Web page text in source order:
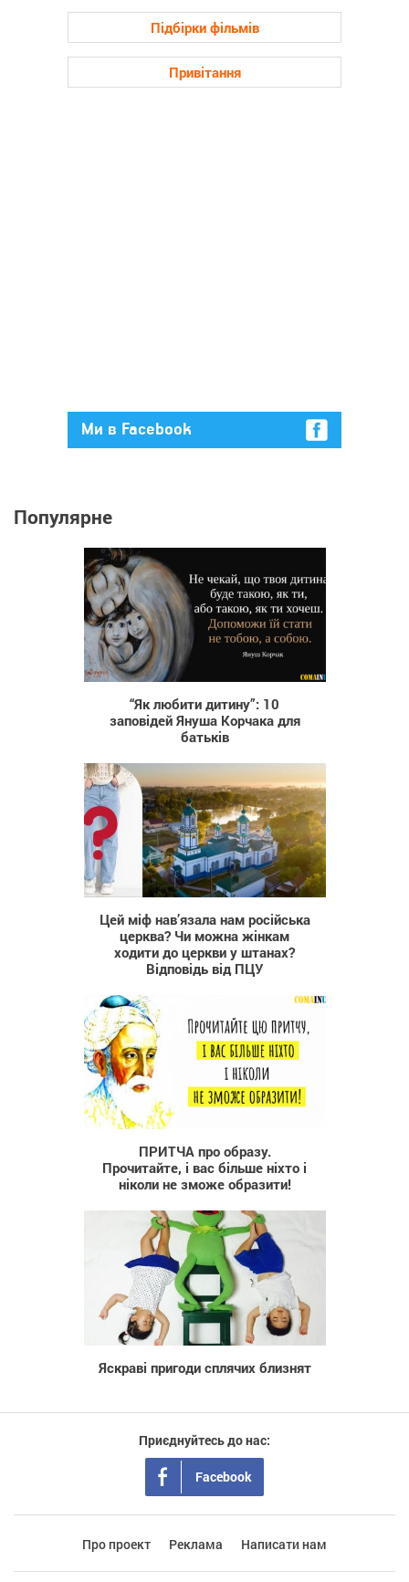
Підбірки фільмів
Привітання
Ми в Facebook
Популярне
“Як любити дитину”: 10
заповідей Януша Корчака для
батьків
227
Цей міф нав’язала нам російська
церква? Чи можна жінкам
ходити до церкви у штанах?
Відповідь від ПЦУ
46 195
ПРИТЧА про образу.
Прочитайте, і вас більше ніхто і
ніколи не зможе образити!
551
Яскраві пригоди сплячих близнят
Приєднуйтесь до нас:
Facebook
Про проект Реклама Написати нам